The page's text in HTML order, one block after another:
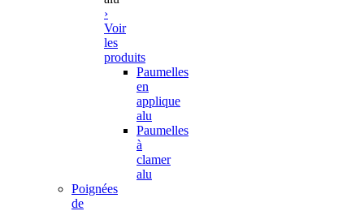
›
Voir
les
produits
Paumelles
en
applique
alu
Paumelles
à
clamer
alu
Poignées
de